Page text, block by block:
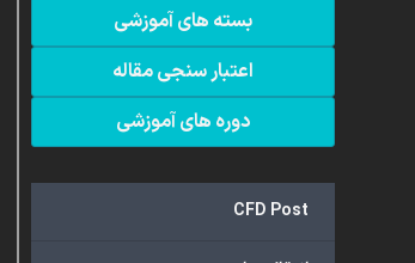
بسته های آموزشی
اعتبار سنجی مقاله
دوره های آموزشی
CFD Post